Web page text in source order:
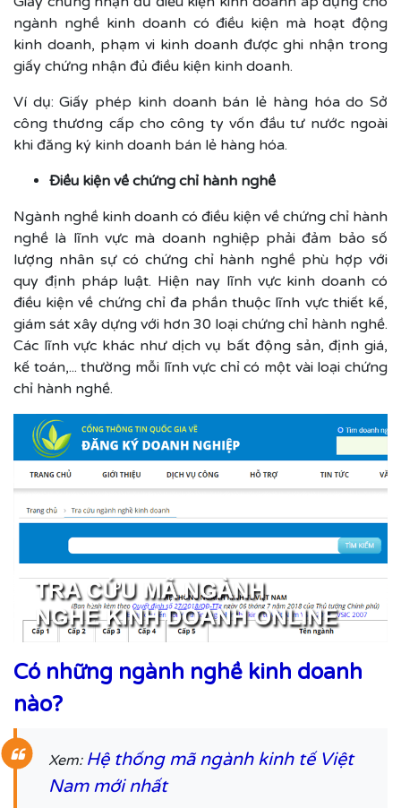
ngành nghề kinh doanh có điều kiện mà hoạt động
kinh doanh, phạm vi kinh doanh được ghi nhận trong
giấy chứng nhận đủ điều kiện kinh doanh.
Ví dụ: Giấy phép kinh doanh bán lẻ hàng hóa do Sở
công thương cấp cho công ty vốn đầu tư nước ngoài
khi đăng ký kinh doanh bán lẻ hàng hóa.
Điều kiện về chứng chỉ hành nghề
Ngành nghề kinh doanh có điều kiện về chứng chỉ hành
nghề là lĩnh vực mà doanh nghiệp phải đảm bảo số
lượng nhân sự có chứng chỉ hành nghề phù hợp với
quy định pháp luật. Hiện nay lĩnh vực kinh doanh có
điều kiện về chứng chỉ đa phần thuộc lĩnh vực thiết kế,
giám sát xây dựng với hơn 30 loại chứng chỉ hành nghề.
Các lĩnh vực khác như dịch vụ bất động sản, định giá,
kế toán,... thường mỗi lĩnh vực chỉ có một vài loại chứng
chỉ hành nghề.
Có những ngành nghề kinh doanh
nào?
Xem: Hệ thống mã ngành kinh tế Việt
Nam mới nhất